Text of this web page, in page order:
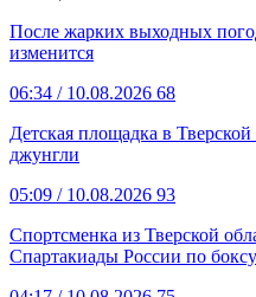
После жарких выходных
изменится
06:34 / 10.08.2026 68
Детская площадка в Тверской
джунгли
05:09 / 10.08.2026 93
Спортсменка из Тверской
Спартакиады России по боксу